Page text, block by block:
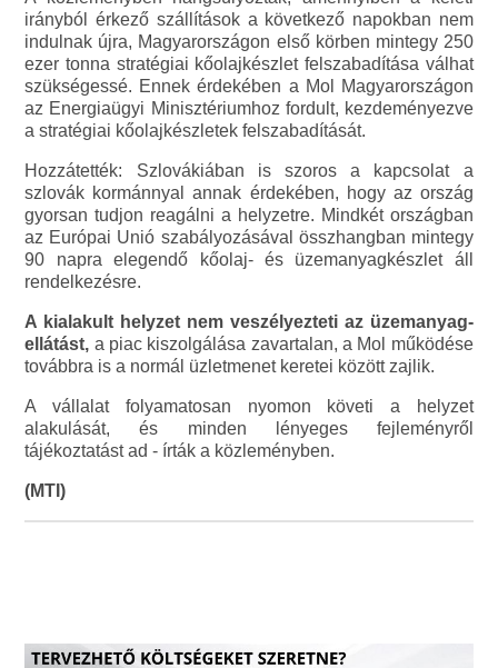
irányból érkező szállítások a következő napokban nem
indulnak újra, Magyarországon első körben mintegy 250
ezer tonna stratégiai kőolajkészlet felszabadítása válhat
szükségessé. Ennek érdekében a Mol Magyarországon
az Energiaügyi Minisztériumhoz fordult, kezdeményezve
a stratégiai kőolajkészletek felszabadítását.
Hozzátették: Szlovákiában is szoros a kapcsolat a
szlovák kormánnyal annak érdekében, hogy az ország
gyorsan tudjon reagálni a helyzetre. Mindkét országban
az Európai Unió szabályozásával összhangban mintegy
90 napra elegendő kőolaj- és üzemanyagkészlet áll
rendelkezésre.
A kialakult helyzet nem veszélyezteti az üzemanyag-
ellátást, a piac kiszolgálása zavartalan, a Mol működése
továbbra is a normál üzletmenet keretei között zajlik.
A vállalat folyamatosan nyomon követi a helyzet
alakulását, és minden lényeges fejleményről
tájékoztatást ad - írták a közleményben.
(MTI)